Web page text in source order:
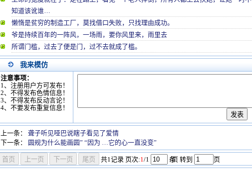
知道该讹谁…
懒惰是贫穷的制造工厂，莫找借口失败，只找理由成功。
爷是持续百年的一阵风，一场雨，要你风里来，雨里去
所谓门槛，过去了便是门，过不去就成了槛。
我来模仿
注意事项：
1、注册用户方可发布！
2、不得发布色情信息！
3、不得发布反动言论！
4、不要发布重复信息！
上一条：
聋子听见哑巴说瞎子看见了爱情
下一条：
圆规为什么能画圆” “因为 …它的心一直没变”
共1记录 页次:1/1 条
/页 转到 页